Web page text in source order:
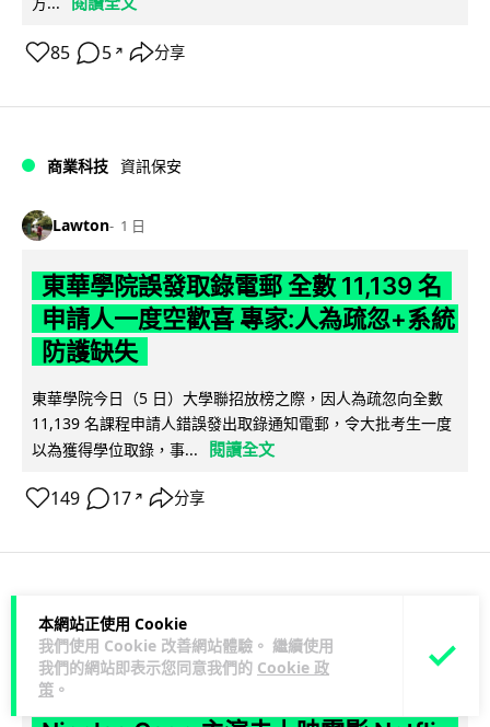
本網站正使用 Cookie
我們使用 Cookie 改善網站體驗。 繼續使用
我們的網站即表示您同意我們的 Cookie 政
策 。
85 5 ↗ 分享
商業科技 資訊保安
Lawton 1 日
東華學院誤發取錄電郵 全數 11,139 名
申請人一度空歡喜 專家:人為疏忽+系統
防護缺失
東華學院今日（5 日）大學聯招放榜之際，因人為疏忽向全數
11,139 名課程申請人錯誤發出取錄通知電郵，令大批考生一度
以為獲得學位取錄，事...
閱讀全文
149 17 ↗ 分享
科技娛樂
Lawton 1 日